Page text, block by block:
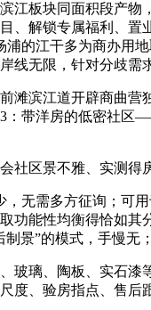
板块同面积段产物
、解锁专属福利、
的江干多为商办
无限，针对分歧需
滨江道开辟商曲营
带洋房的低密社
区景不雅、实测得
需多方征询；可
能性均衡得恰如
景”的模式，手慢无
璃、陶板、实石漆
度、验房指点、售